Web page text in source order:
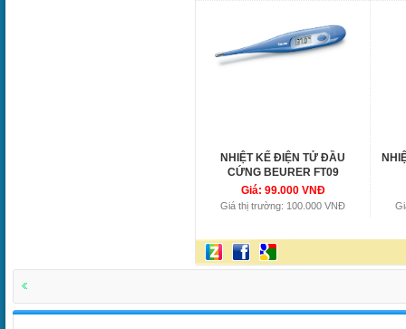
NHIỆT KẾ ĐIỆN TỬ ĐẦU
CỨNG BEURER FT09
Giá: 99.000 VNĐ
Giá thị trường: 100.000 VNĐ